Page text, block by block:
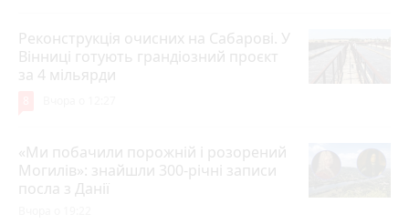
Реконструкція очисних на Сабарові. У
Вінниці готують грандіозний проєкт
за 4 мільярди
«Ми побачили порожній і розорений
Могилів»: знайшли 300-річні записи
посла з Данії